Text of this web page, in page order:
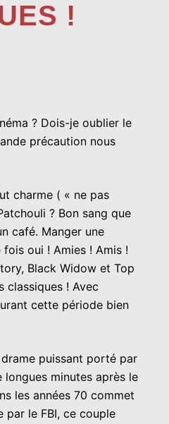
!
? Dois-je oublier le
précaution nous
charme ( « ne pas
? Bon sang que
café. Manger une
oui ! Amies ! Amis !
Black Widow et Top
classiques ! Avec
cette période bien
puissant porté par
minutes après le
les années 70 commet
par le FBI, ce couple